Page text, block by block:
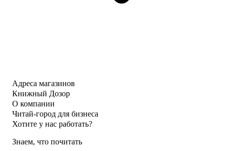
Адреса магазинов
Книжный Дозор
О компании
Читай-город для бизнеса
Хотите у нас работать?
Знаем, что почитать